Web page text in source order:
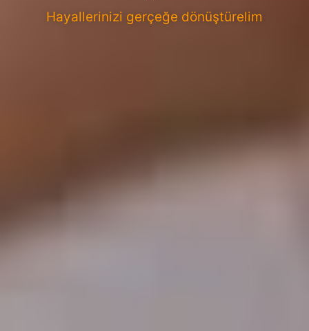
Hayallerinizi gerçeğe dönüştürelim